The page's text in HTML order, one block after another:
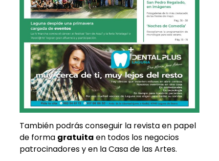
También podrás conseguir la revista en papel
de forma gratuita en todos los negocios
patrocinadores y en la Casa de las Artes.